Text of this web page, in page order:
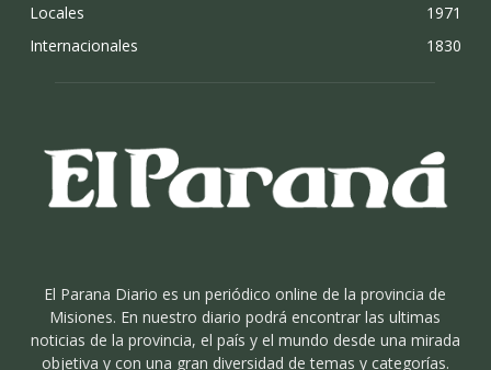
Locales
1971
Internacionales
1830
El Parana Diario es un periódico online de la provincia de
Misiones. En nuestro diario podrá encontrar las ultimas
noticias de la provincia, el país y el mundo desde una mirada
objetiva y con una gran diversidad de temas y categorías.